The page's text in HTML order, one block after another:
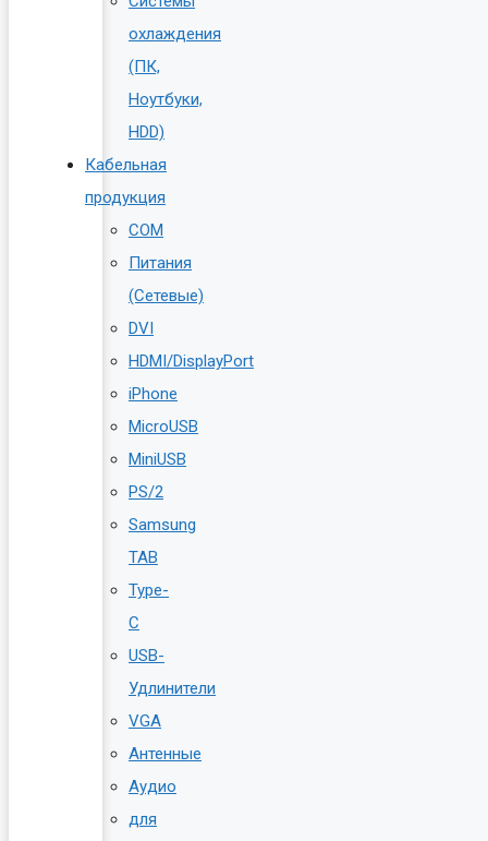
охлаждения
(ПК,
Ноутбуки,
HDD)
Кабельная
продукция
COM
Питания
(Сетевые)
DVI
HDMI/DisplayPort
iPhone
MicroUSB
MiniUSB
PS/2
Samsung
TAB
Type-
C
USB-
Удлинители
VGA
Антенные
Аудио
для